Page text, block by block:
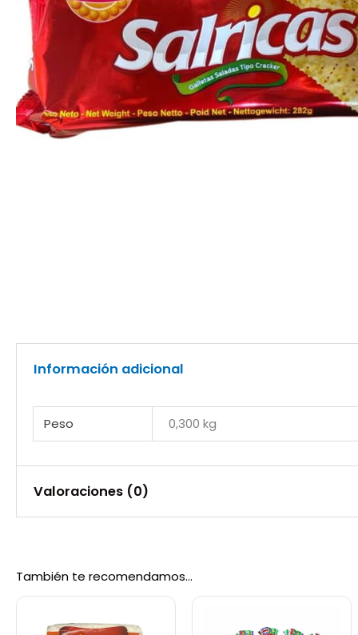
Información adicional
Peso 0,300 kg
Valoraciones (0)
Sé el primero en valorar “Galleta de
Debesacceder para publicar una valoración.
También te recomendamos…